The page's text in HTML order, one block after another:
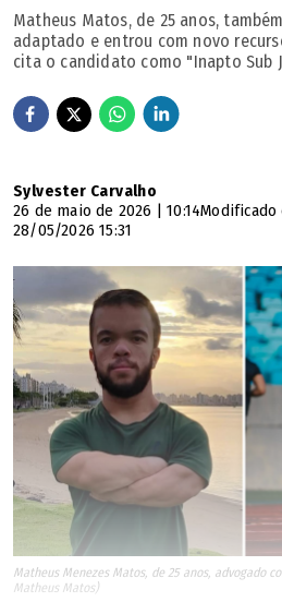
Matheus Matos, de 25 anos,
adaptado e entrou com novo
cita o candidato como "Inapto Sub
Sylvester Carvalho
26 de maio de 2026 | 10:14Modificado
28/05/2026 15:31
Matheus Menezes Matos, de 25 anos, advogado
Matheus Matos)